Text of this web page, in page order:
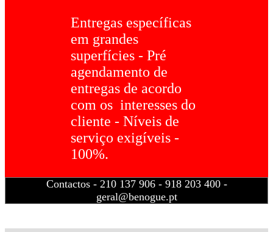
Entregas específicas
em grandes
superfícies - Pré
agendamento de
entregas de acordo
com os interesses do
cliente - Níveis de
serviço exigíveis -
100%.
Contactos - 210 137 906 - 918 203 400 -
geral@benogue.pt